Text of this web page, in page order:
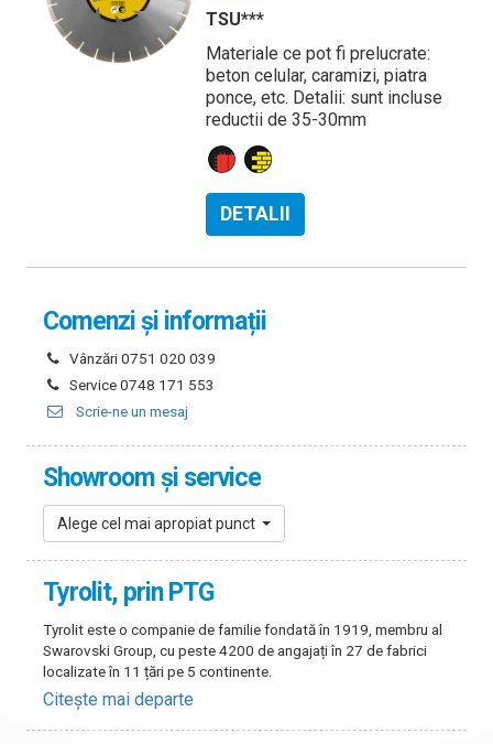
TSU***
Materiale ce pot fi prelucrate:
beton celular, caramizi, piatra
ponce, etc. Detalii: sunt incluse
reductii de 35-30mm
DETALII
Comenzi și informații
Vânzări 0751 020 039
Service 0748 171 553
Scrie-ne un mesaj
Showroom și service
Alege cel mai apropiat punct PTG
Tyrolit, prin PTG
Tyrolit este o companie de familie fondată în 1919, membru al
Swarovski Group, cu peste 4200 de angajați în 27 de fabrici
localizate în 11 țări pe 5 continente.
Citește mai departe